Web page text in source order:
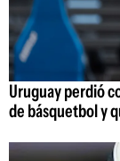
Uruguay perdió
de básquetbol y